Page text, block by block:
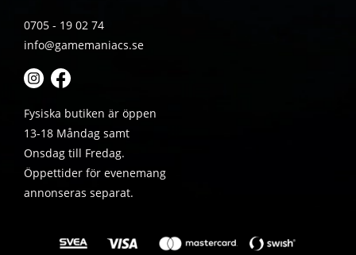
0705 - 19 02 74
info@gamemaniacs.se
Fysiska butiken är öppen
13-18 Måndag samt
Onsdag till Fredag.
Öppettider för evenemang
annonseras separat.